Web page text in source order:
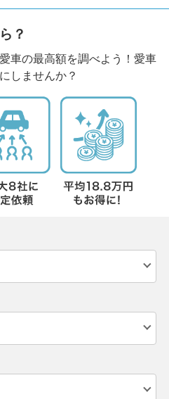
？
車の最高額を調べよう！愛車
しませんか？